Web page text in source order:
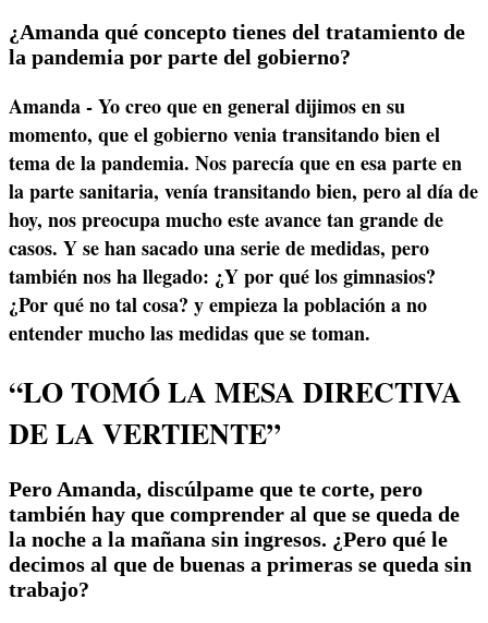
¿Amanda qué concepto tienes del tratamiento de
la pandemia por parte del gobierno?
Amanda - Yo creo que en general dijimos en su
momento, que el gobierno venia transitando bien el
tema de la pandemia. Nos parecía que en esa parte en
la parte sanitaria, venía transitando bien, pero al día de
hoy, nos preocupa mucho este avance tan grande de
casos. Y se han sacado una serie de medidas, pero
también nos ha llegado: ¿Y por qué los gimnasios?
¿Por qué no tal cosa? y empieza la población a no
entender mucho las medidas que se toman.
“LO TOMÓ LA MESA DIRECTIVA
DE LA VERTIENTE”
Pero Amanda, discúlpame que te corte, pero
también hay que comprender al que se queda de
la noche a la mañana sin ingresos. ¿Pero qué le
decimos al que de buenas a primeras se queda sin
trabajo?